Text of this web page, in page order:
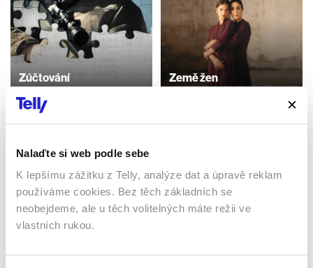
Nalaďte si web podle sebe
K lepšímu zážitku z Telly, analýze dat a úpravě reklam
používáme cookies. Bez těch základních se
neobejdeme, ale u těch volitelných máte režii ve
vlastních rukou.
Zúčtování
Filmy / Drama / Akční
Země žen
Sledujte kdekoliv až na 6 zařízeních
Sledovat internetovou televizi jde odkudkoliv
po celé EU, a to až na 6 zařízeních.